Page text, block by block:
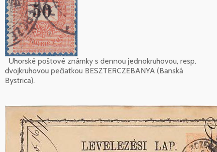
Uhorské poštové známky s dennou jednokruhovou, resp.
dvojkruhovou pečiatkou BESZTERCZEBANYA (Banská
Bystrica).